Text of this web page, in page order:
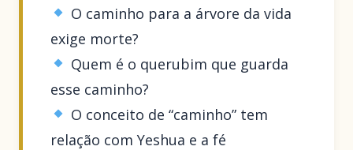
O caminho para a árvore da vida
exige morte?
Quem é o querubim que guarda
esse caminho?
O conceito de “caminho” tem
relação com Yeshua e a fé